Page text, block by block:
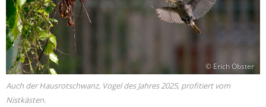
© Erich Obster
Auch der Hausrotschwanz, Vogel des Jahres 2025, profitiert vom
Nistkästen.